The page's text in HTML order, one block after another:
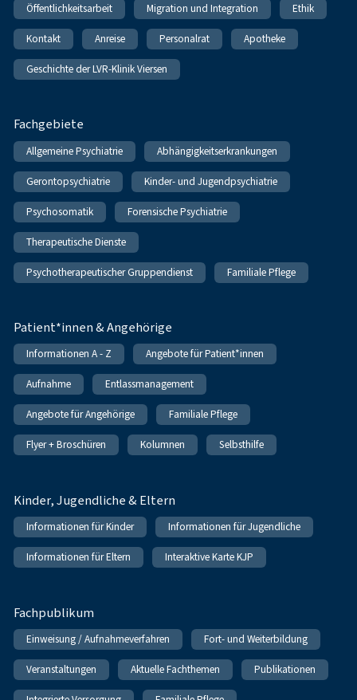
Öffentlichkeitsarbeit Migration und Integration Ethik
Kontakt Anreise Personalrat Apotheke
Geschichte der LVR-Klinik Viersen
Fachgebiete
Allgemeine Psychiatrie Abhängigkeitserkrankungen
Gerontopsychiatrie Kinder- und Jugendpsychiatrie
Psychosomatik Forensische Psychiatrie
Therapeutische Dienste
Psychotherapeutischer Gruppendienst Familiale Pflege
Patient*innen & Angehörige
Informationen A - Z Angebote für Patient*innen
Aufnahme Entlassmanagement
Angebote für Angehörige Familiale Pflege
Flyer + Broschüren Kolumnen Selbsthilfe
Kinder, Jugendliche & Eltern
Informationen für Kinder Informationen für Jugendliche
Informationen für Eltern Interaktive Karte KJP
Fachpublikum
Einweisung / Aufnahmeverfahren Fort- und Weiterbildung
Veranstaltungen Aktuelle Fachthemen Publikationen